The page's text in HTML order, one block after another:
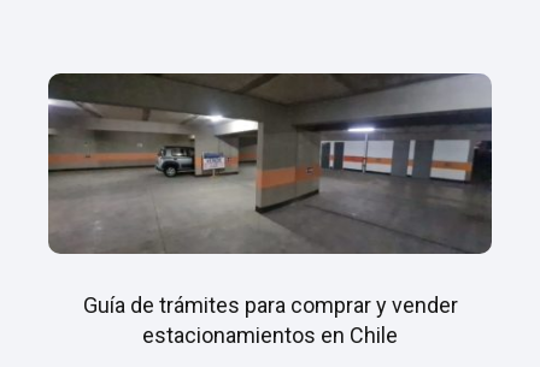
Guía de trámites para comprar y vender
estacionamientos en Chile